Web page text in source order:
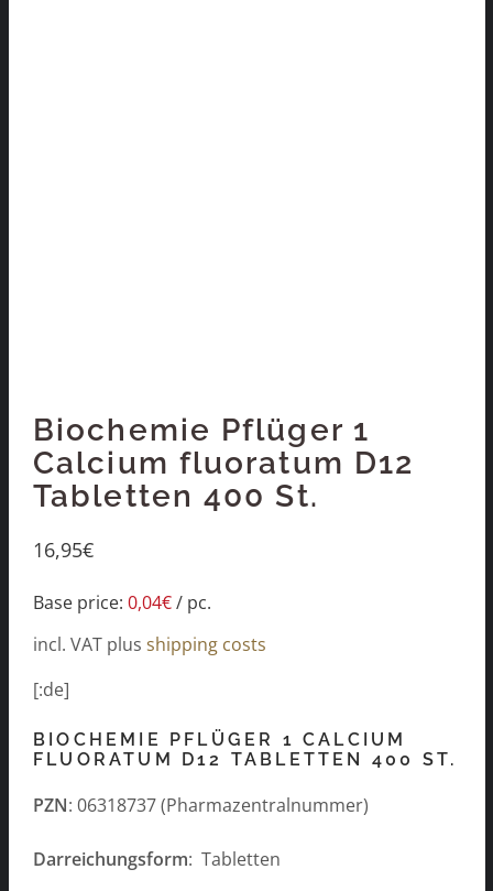
Biochemie Pflüger 1
Calcium fluoratum D12
Tabletten 400 St.
16,95€
Base price: 0,04€/ pc.
incl. VAT plus shipping costs
[:de]
BIOCHEMIE PFLÜGER 1 CALCIUM
FLUORATUM D12 TABLETTEN 400 ST.
PZN: 06318737 (Pharmazentralnummer)
Darreichungsform: Tabletten